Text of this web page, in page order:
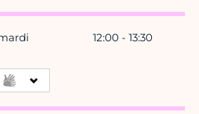
12:00 - 13:30